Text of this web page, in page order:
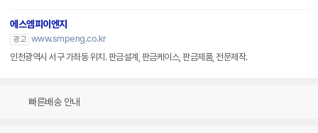
에스엠피이엔지
광고
www.smpeng.co.kr
인천광역시 서구 가좌동 위치. 판금설계, 판금케이스, 판금제품, 전문제작.
빠른배송 안내